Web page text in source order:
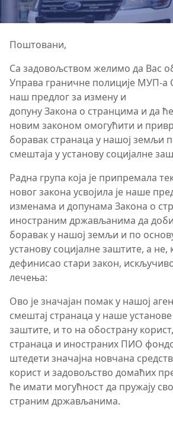
Поштовани,
Са задовољством желимо да Вас
Управа граничне полиције МУП-а
наш предлог за измену и
допуну Закона о странцима и да
новим законом омогућити и
боравак странаца у нашој земљи
смештаја у установу социјалне
Радна група која је припремала
новог закона усвојила је наше
изменама и допунама Закона о
иностраним држављанима да
боравак у нашој земљи и по
установу социјалне заштите, а не,
дефинисао стари закон,
лечења:
Ово је значајан помак у нашој
смештај странаца у наше
заштите, и то на обострану
странаца и иностраних ПИО
штедети значајна новчана
корист и задовољство домаћих
ће имати могућност да пружају
страним држављанима.